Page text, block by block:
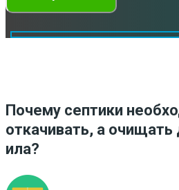
Почему септики
откачивать, а очищать
ила?